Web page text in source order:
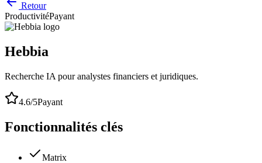
Retour
ProductivitéPayant
Hebbia
Recherche IA pour analystes financiers et juridiques.
4.6/5Payant
Fonctionnalités clés
Matrix